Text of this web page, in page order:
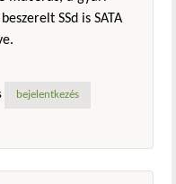
SSd is SATA
bejelentkezés